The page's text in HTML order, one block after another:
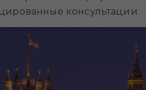
консультации.